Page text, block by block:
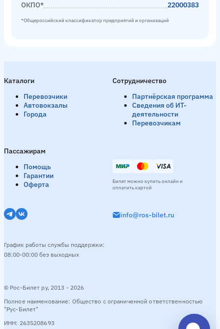
ОКПО*
22000383
*Общероссийский классификатор предприятий и организаций
Каталоги
Перевозчики
Автовокзалы
Города
Пассажирам
Помощь
Гарантии
Оферта
Сотрудничество
Партнёрская программа
Сведения об ИТ-
деятельности
Перевозчикам
© Рос-Билет ру, 2013 - 2026
Полное наименование: Общество с ограниченной ответственностью
"Рус-Билет"
ИНН: 2635208693
info@ros-bilet.ru
График работы службы поддержки:
08:00-00:00 без выходных
Билет можно купить онлайн и
оплатить картой